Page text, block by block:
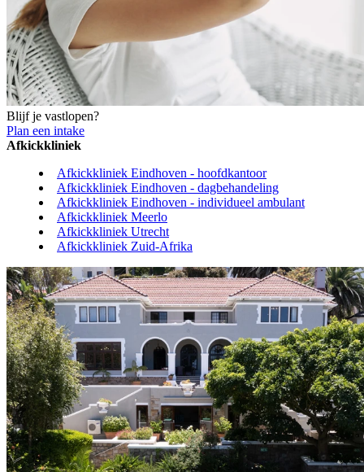
Blijf je vastlopen?
Plan een intake
Afkickkliniek
Afkickkliniek Eindhoven - hoofdkantoor
Afkickkliniek Eindhoven - dagbehandeling
Afkickkliniek Eindhoven - individueel ambulant
Afkickkliniek Meerlo
Afkickkliniek Utrecht
Afkickkliniek Zuid-Afrika